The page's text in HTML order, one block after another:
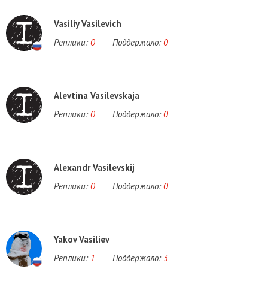
Vasiliy Vasilevich
Реплики: 0 Поддержало: 0
Alevtina Vasilevskaja
Реплики: 0 Поддержало: 0
Alexandr Vasilevskij
Реплики: 0 Поддержало: 0
Yakov Vasiliev
Реплики: 1 Поддержало: 3